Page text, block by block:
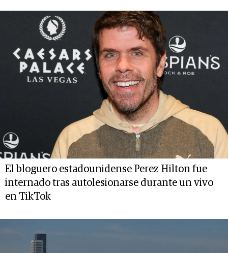
El bloguero estadounidense Perez Hilton fue
internado tras autolesionarse durante un vivo
en TikTok